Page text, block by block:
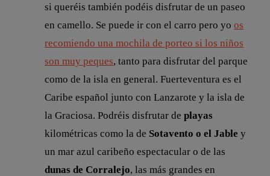
si queréis también podéis disfrutar de un paseo
en camello. Se puede ir con el carro pero yoos
recomiendo una mochila de porteo si los niños
son muy peques, tanto para disfrutar del parque
como de la isla en general. Fuerteventura es el
Caribe español junto con Lanzarote y la isla de
la Graciosa. Podréis disfrutar deplayas
kilométricas como la de Sotavento o el Jable y
un mar azul caribeño espectacular o de las
dunas de Corralejo, las más grandes en